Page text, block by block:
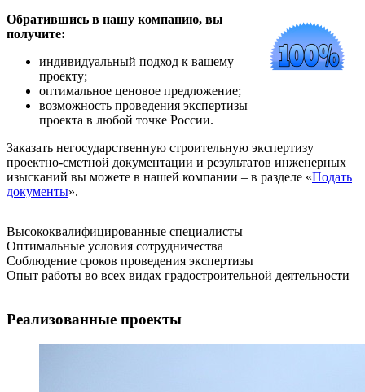
Обратившись в нашу компанию, вы
получите:
индивидуальный подход к вашему
проекту;
оптимальное ценовое предложение;
возможность проведения экспертизы
проекта в любой точке России.
Заказать негосударственную строительную экспертизу
проектно-сметной документации и результатов инженерных
изысканий вы можете в нашей компании – в разделе «Подать
документы».
Высококвалифицированные специалисты
Оптимальные условия сотрудничества
Соблюдение сроков проведения экспертизы
Опыт работы во всех видах градостроительной деятельности
Реализованные проекты